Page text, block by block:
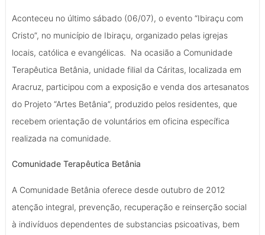
Aconteceu no último sábado (06/07), o evento “Ibiraçu com
Cristo”, no município de Ibiraçu, organizado pelas igrejas
locais, católica e evangélicas. Na ocasião a Comunidade
Terapêutica Betânia, unidade filial da Cáritas, localizada em
Aracruz, participou com a exposição e venda dos artesanatos
do Projeto “Artes Betânia”, produzido pelos residentes, que
recebem orientação de voluntários em oficina específica
realizada na comunidade.
Comunidade Terapêutica Betânia
A Comunidade Betânia oferece desde outubro de 2012
atenção integral, prevenção, recuperação e reinserção social
à indivíduos dependentes de substancias psicoativas, bem